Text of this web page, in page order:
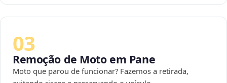
03
Remoção de Moto em Pane
Moto que parou de funcionar? Fazemos a retirada,